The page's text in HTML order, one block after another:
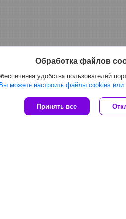
Обработка файлов
удобства пользователей
Вы можете настроить файлы cookies или
Принять все